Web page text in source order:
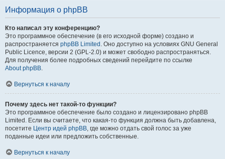
Информация о phpBB
Кто написал эту конференцию?
Это программное обеспечение (в его исходной форме) создано и
распространяется phpBB Limited . Оно доступно на условиях GNU General
Public Licence, версии 2 (GPL-2.0) и может свободно распространяться.
Для получения более подробных сведений перейдите по ссылке
About phpBB.
Вернуться к началу
Почему здесь нет такой-то функции?
Это программное обеспечение было создано и лицензировано phpBB
Limited. Если вы считаете, что какая-то функция должна быть добавлена,
посетите Центр идей phpBB, где можно отдать свой голос за уже
поданные идеи или предложить собственные.
Вернуться к началу